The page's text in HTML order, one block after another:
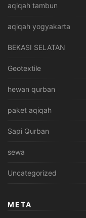
aqiqah tambun
aqiqah yogyakarta
BEKASI SELATAN
Geotextile
hewan qurban
paket aqiqah
Sapi Qurban
sewa
Uncategorized
META